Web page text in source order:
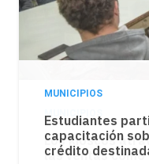
MUNICIPIOS
Los kioscos
las ventas